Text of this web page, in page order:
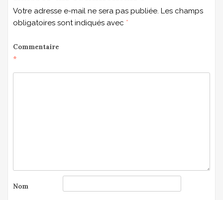
Votre adresse e-mail ne sera pas publiée. Les champs
obligatoires sont indiqués avec *
Commentaire
*
Nom